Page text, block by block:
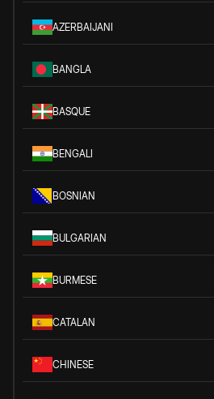
AZERBAIJANI
BANGLA
BASQUE
BENGALI
BOSNIAN
BULGARIAN
BURMESE
CATALAN
CHINESE